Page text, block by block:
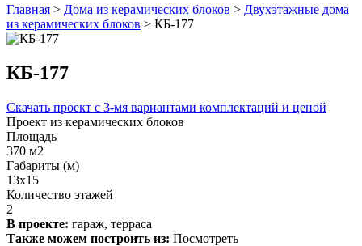
Главная > Дома из керамических блоков > Двухэтажные дома
из керамических блоков > КБ-177
КБ-177
Скачать проект с 3-мя вариантами комплектаций и ценой
Проект из керамических блоков
Площадь
370 м2
Габариты (м)
13x15
Количество этажей
2
В проекте: гараж, терраса
Также можем построить из: Посмотреть